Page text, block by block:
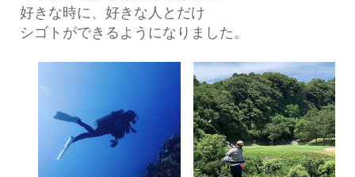
好きな時に、好きな人とだけ
シゴトができるようになりました。